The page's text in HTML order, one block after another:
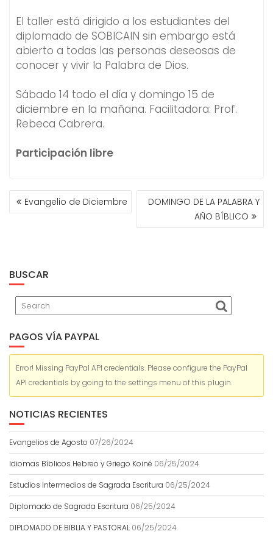
El taller está dirigido a los estudiantes del
diplomado de SOBICAIN sin embargo está
abierto a todas las personas deseosas de
conocer y vivir la Palabra de Dios.
Sábado 14 todo el día y domingo 15 de
diciembre en la mañana. Facilitadora: Prof.
Rebeca Cabrera.
Participación libre
NAVEGACIÓN
DEEvangelio de Diciembre
DOMINGO DE LA PALABRA Y
AÑO BÍBLICO
BUSCAR
PAGOS VÍA PAYPAL
Error! Missing PayPal API credentials. Please configure the PayPal
API credentials by going to the settings menu of this plugin.
NOTICIAS RECIENTES
Evangelios de Agosto 07/26/2024
Idiomas Bíblicos Hebreo y Griego Koiné 06/25/2024
Estudios Intermedios de Sagrada Escritura 06/25/2024
Diplomado de Sagrada Escritura 06/25/2024
DIPLOMADO DE BIBLIA Y PASTORAL 06/25/2024